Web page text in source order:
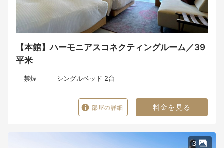
～デギュスタシオンコース・ある初夏の一例～
オニオンワッフルと玉ねぎのフラン
鱧の炙り 新メークインとインゲン豆のシソ風味
鱧のフリット 万願寺しし唐に詰めたラタトゥイユ
淡路ビーフ・サーロインのロティ
デザート
時間：7:00～10:00（L.O. 9:30）
朝日が差し込む絶景ダイニングから鳴門海峡を望み、
地元食材を贅沢に使った朝のひとときが心地よい一日を彩る。
営業時間：8:30～19:00
【本館】ハーモニアスコネクティングルーム／39
平米
禁煙 シングルベッド 2台
部屋の詳細 料金を見る
3